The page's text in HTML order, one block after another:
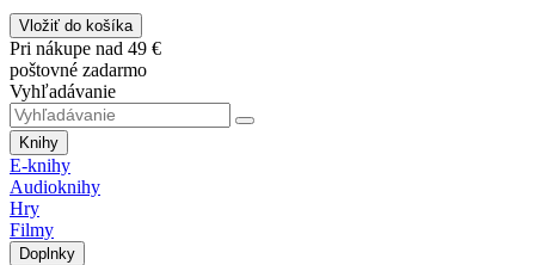
Vložiť do košíka
Pri nákupe nad 49 €
poštovné zadarmo
Vyhľadávanie
Knihy
E-knihy
Audioknihy
Hry
Filmy
Doplnky